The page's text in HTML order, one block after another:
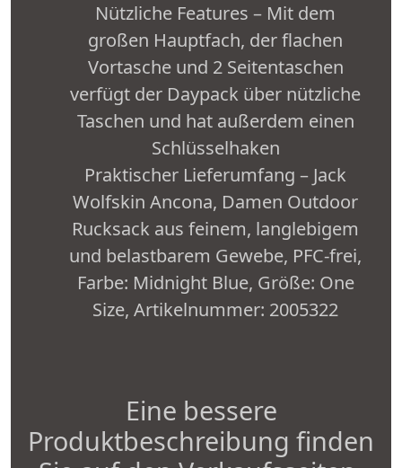
Nützliche Features – Mit dem
großen Hauptfach, der flachen
Vortasche und 2 Seitentaschen
verfügt der Daypack über nützliche
Taschen und hat außerdem einen
Schlüsselhaken
Praktischer Lieferumfang – Jack
Wolfskin Ancona, Damen Outdoor
Rucksack aus feinem, langlebigem
und belastbarem Gewebe, PFC-frei,
Farbe: Midnight Blue, Größe: One
Size, Artikelnummer: 2005322
Eine bessere
Produktbeschreibung finden